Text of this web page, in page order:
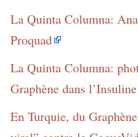
La Quinta Columna:
Proquad
La Quinta Columna:
Graphène dans
En Turquie, du